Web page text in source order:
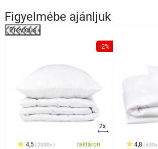
Figyelmébe ajánljuk
Previous
-2%
2x
4,5 2330x raktáron 4,8 630x